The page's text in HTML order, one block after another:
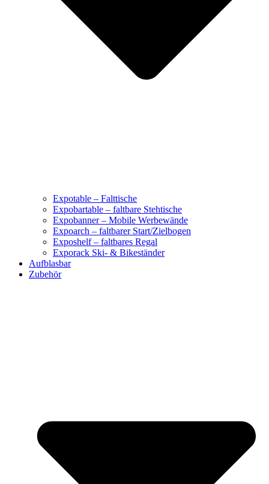
Expotable – Falttische
Expobartable – faltbare Stehtische
Expobanner – Mobile Werbewände
Expoarch – faltbarer Start/Zielbogen
Exposhelf – faltbares Regal
Exporack Ski- & Bikeständer
Aufblasbar
Zubehör